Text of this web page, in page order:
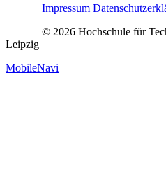
Impressum
© 2026 Hochschule für
Leipzig
MobileNavi